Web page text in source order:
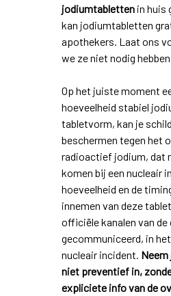
jodiumtablettenin huis
kan jodiumtabletten
apothekers. Laat ons
we ze niet nodig
Op het juiste moment
hoeveelheid stabiel
tabletvorm, kan je
beschermen tegen het
radioactief jodium, dat
komen bij een nucleair
hoeveelheid en de
innemen van deze
officiële kanalen van de
gecommuniceerd, in
nucleair incident.
niet preventief in,
expliciete info van de